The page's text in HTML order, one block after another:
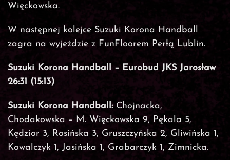
Więckowska.
W następnej kolejce Suzuki Korona Handball
zagra na wyjeździe z FunFloorem Perłą Lublin.
Suzuki Korona Handball – Eurobud JKS Jarosław
26:31 (15:13)
Suzuki Korona Handball:Chojnacka,
Chodakowska – M. Więckowska 9, Pękala 5,
Kędzior 3, Rosińska 3, Gruszczyńska 2, Gliwińska 1,
Kowalczyk 1, Jasińska 1, Grabarczyk 1, Zimnicka.